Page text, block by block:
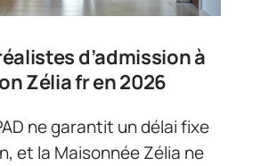
d’admission à
Zélia fr en 2026
ne garantit un délai fixe
et la Maisonnée Zélia ne